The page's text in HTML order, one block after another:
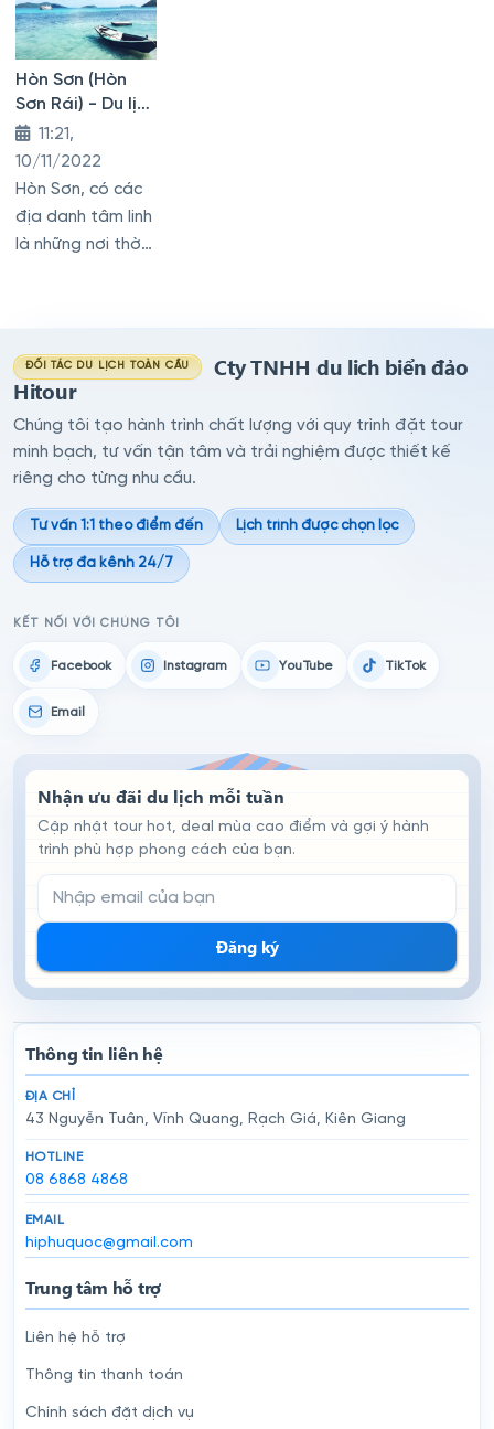
Hòn Sơn (Hòn
Sơn Rái) - Du lịch
Hòn Sơn
11:21,
10/11/2022
Hòn Sơn, có các
địa danh tâm linh
là những nơi thờ
thất Cao Đài,
chùa Hải Sơn,
Đài trên Bãi Nhà
ĐỐI TÁC DU LỊCH TOÀN CẦU
Cty TNHH du lich biển đảo
Hitour
Chúng tôi tạo hành trình chất lượng với quy trình đặt tour
minh bạch, tư vấn tận tâm và trải nghiệm được thiết kế
riêng cho từng nhu cầu.
Tư vấn 1:1 theo điểm đến Lịch trình được chọn lọc
Hỗ trợ đa kênh 24/7
KẾT NỐI VỚI CHÚNG TÔI
Facebook Instagram YouTube TikTok
Email
Nhận ưu đãi du lịch mỗi tuần
Cập nhật tour hot, deal mùa cao điểm và gợi ý hành
trình phù hợp phong cách của bạn.
Email đăng ký nhận tin
Đăng ký
Thông tin liên hệ
ĐỊA CHỈ
43 Nguyễn Tuân, Vĩnh Quang, Rạch Giá, Kiên Giang
HOTLINE
08 6868 4868
EMAIL
hiphuquoc@gmail.com
Trung tâm hỗ trợ
Liên hệ hỗ trợ
Thông tin thanh toán
Chính sách đặt dịch vụ